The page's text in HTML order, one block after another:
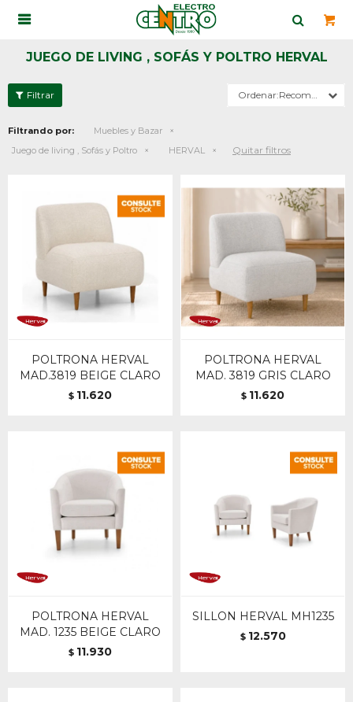

JUEGO DE LIVING , SOFÁS Y POLTRO HERVAL
Recomendados
Filtrando por:
Muebles y Bazar
Juego de living , Sofás y Poltro
HERVAL Quitar filtros
POLTRONA HERVAL
MAD.3819 BEIGE CLARO
$ 11.620
POLTRONA HERVAL
MAD. 3819 GRIS CLARO
$ 11.620
POLTRONA HERVAL
MAD. 1235 BEIGE CLARO
$ 11.930
SILLON HERVAL MH1235
$ 12.570